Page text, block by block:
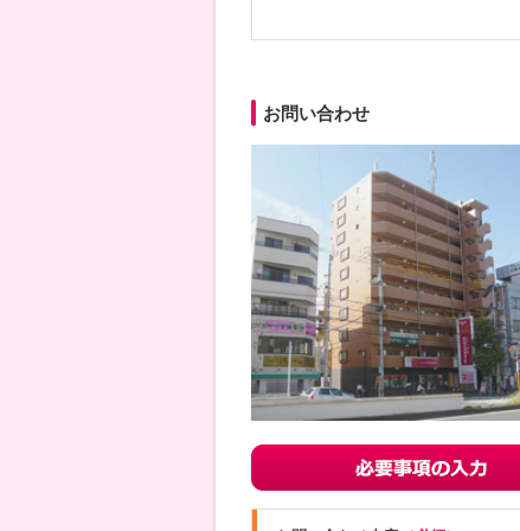
お問い合わせ